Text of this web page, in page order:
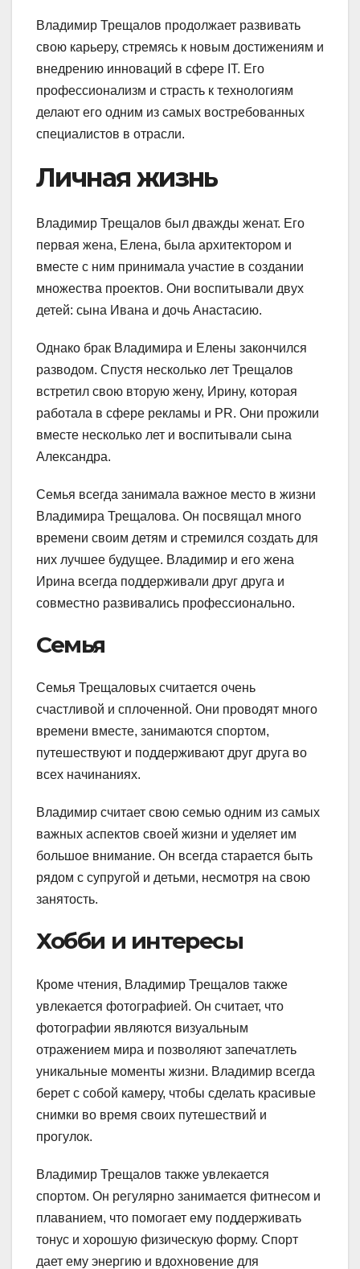
Владимир Трещалов продолжает развивать
свою карьеру, стремясь к новым достижениям и
внедрению инноваций в сфере IT. Его
профессионализм и страсть к технологиям
делают его одним из самых востребованных
специалистов в отрасли.
Личная жизнь
Владимир Трещалов был дважды женат. Его
первая жена, Елена, была архитектором и
вместе с ним принимала участие в создании
множества проектов. Они воспитывали двух
детей: сына Ивана и дочь Анастасию.
Однако брак Владимира и Елены закончился
разводом. Спустя несколько лет Трещалов
встретил свою вторую жену, Ирину, которая
работала в сфере рекламы и PR. Они прожили
вместе несколько лет и воспитывали сына
Александра.
Семья всегда занимала важное место в жизни
Владимира Трещалова. Он посвящал много
времени своим детям и стремился создать для
них лучшее будущее. Владимир и его жена
Ирина всегда поддерживали друг друга и
совместно развивались профессионально.
Семья
Семья Трещаловых считается очень
счастливой и сплоченной. Они проводят много
времени вместе, занимаются спортом,
путешествуют и поддерживают друг друга во
всех начинаниях.
Владимир считает свою семью одним из самых
важных аспектов своей жизни и уделяет им
большое внимание. Он всегда старается быть
рядом с супругой и детьми, несмотря на свою
занятость.
Хобби и интересы
Кроме чтения, Владимир Трещалов также
увлекается фотографией. Он считает, что
фотографии являются визуальным
отражением мира и позволяют запечатлеть
уникальные моменты жизни. Владимир всегда
берет с собой камеру, чтобы сделать красивые
снимки во время своих путешествий и
прогулок.
Владимир Трещалов также увлекается
спортом. Он регулярно занимается фитнесом и
плаванием, что помогает ему поддерживать
тонус и хорошую физическую форму. Спорт
дает ему энергию и вдохновение для